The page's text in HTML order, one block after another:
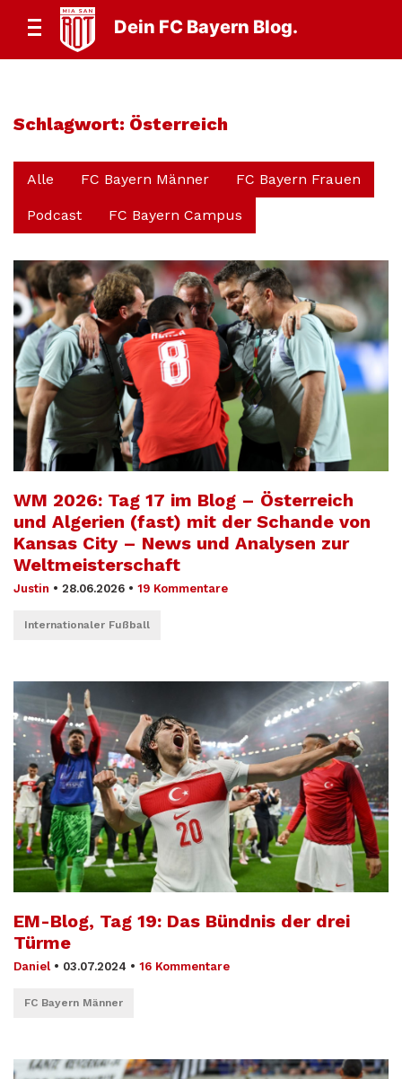
Dein FC Bayern Blog.
Schlagwort: Österreich
Alle FC Bayern Männer FC Bayern Frauen
Podcast FC Bayern Campus
WM 2026: Tag 17 im Blog – Österreich
und Algerien (fast) mit der Schande von
Kansas City – News und Analysen zur
Weltmeisterschaft
Justin • 28.06.2026 • 19 Kommentare
Internationaler Fußball
EM-Blog, Tag 19: Das Bündnis der drei
Türme
Daniel • 03.07.2024 • 16 Kommentare
FC Bayern Männer